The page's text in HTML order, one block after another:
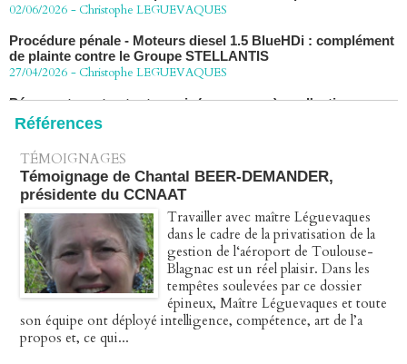
Procédure pénale - Moteurs diesel 1.5 BlueHDi : complément
de plainte contre le Groupe STELLANTIS
27/04/2026 -Christophe LEGUEVAQUES
Péage autoroute : tout savoir (ou presque) sur l'action
collective ouverte le 2 avril
07/04/2026
Références
TÉMOIGNAGES
Témoignage de Chantal BEER-DEMANDER,
présidente du CCNAAT
Travailler avec maître Léguevaques
dans le cadre de la privatisation de la
gestion de l‘aéroport de Toulouse-
Blagnac est un réel plaisir. Dans les
tempêtes soulevées par ce dossier
épineux, Maître Léguevaques et toute
son équipe ont déployé intelligence, compétence, art de l’a
propos et, ce qui...